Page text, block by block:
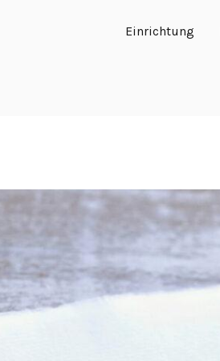
Einrichtung